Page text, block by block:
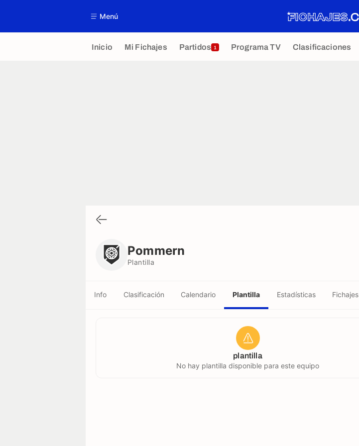
Menú
Inicio Mi Fichajes Partidos 1 Programa TV Clasificaciones
Pommern
Plantilla
Info Clasificación Calendario Plantilla Estadísticas Fichajes
plantilla
No hay plantilla disponible para este equipo